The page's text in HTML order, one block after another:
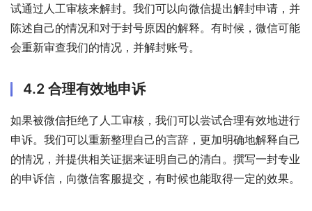
试通过人工审核来解封。我们可以向微信提出解封申请，并
陈述自己的情况和对于封号原因的解释。有时候，微信可能
会重新审查我们的情况，并解封账号。
4.2 合理有效地申诉
如果被微信拒绝了人工审核，我们可以尝试合理有效地进行
申诉。我们可以重新整理自己的言辞，更加明确地解释自己
的情况，并提供相关证据来证明自己的清白。撰写一封专业
的申诉信，向微信客服提交，有时候也能取得一定的效果。